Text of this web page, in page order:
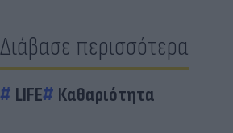
Διάβασε περισσότερα
LIFE Καθαριότητα